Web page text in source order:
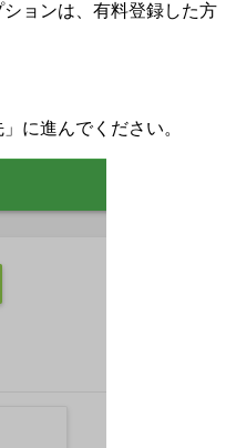
ョンは、有料登録した方
に進んでください。